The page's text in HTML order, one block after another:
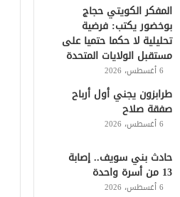
المفكر الكويتي حجاج
بوخضور يكتب: فرضية
تحليلية لا حكما حتميا على
مستقبل الولايات المتحدة
6 أغسطس، 2026
طرابزون يجني أول أرباح
صفقة صلاح
6 أغسطس، 2026
حادث بني سويف.. إصابة
13 من أسرة واحدة
6 أغسطس، 2026